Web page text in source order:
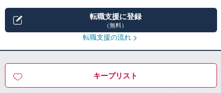
転職支援に登録
（無料）
転職支援の流れ
キープリスト